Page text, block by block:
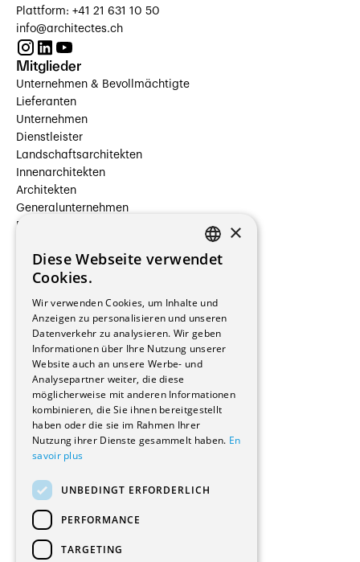
Plattform: +41 21 631 10 50
info@architectes.ch
Mitglieder
Unternehmen & Bevollmächtigte
Lieferanten
Unternehmen
Dienstleister
Landschaftsarchitekten
Innenarchitekten
Architekten
Generalunternehmen
Beauftragte Unternehmen
Hersteller/Lieferanten
Bauherrschaften
Immobilienverwaltungsgesellschaften
Stockwerkeigentum
Reportagen
Wohnungen
Renovierungen
Innere Umbauten
Gastgewerbe und Tourismus
Verwaltungsgebäude und Geschäfte
Schuleinrichtungen
Medizinische Einrichtungen
Kultur - Sport - Freizeit
Industrie - Handwerk
Transport und Parkplätze
Diverse Bauten
FRENCH
×
Diese Webseite verwendet
Cookies.
Wir verwenden Cookies, um Inhalte und
Anzeigen zu personalisieren und unseren
Datenverkehr zu analysieren. Wir geben
Informationen über Ihre Nutzung unserer
Website auch an unsere Werbe- und
Analysepartner weiter, die diese
möglicherweise mit anderen Informationen
kombinieren, die Sie ihnen bereitgestellt
haben oder die sie im Rahmen Ihrer
Nutzung ihrer Dienste gesammelt haben. En
savoir plus
UNBEDINGT ERFORDERLICH
PERFORMANCE
TARGETING